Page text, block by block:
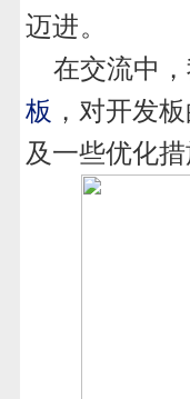
迈进。
在交流中
板 ，对开发
及一些优化措